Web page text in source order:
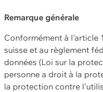
Remarque générale
Conformément à l'article
suisse et au règlement
données (Loi sur la
personne a droit à la
la protection contre